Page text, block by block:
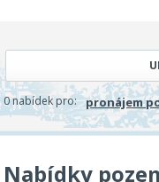
0 nabídek pro: pronájem
Nabídky